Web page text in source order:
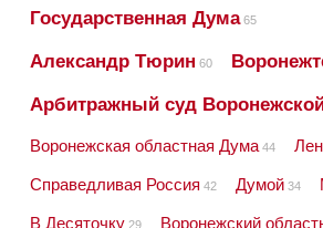
Государственная Дума65
Александр Тюрин 60
Арбитражный суд
Воронежская областная Дума 44
Справедливая Россия 42 Думой 34
В Десяточку 29 Воронежский